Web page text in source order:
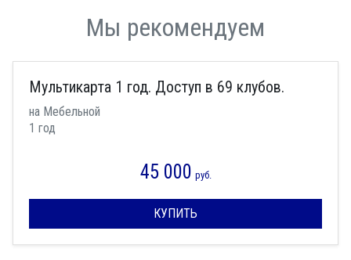
Мы рекомендуем
Мультикарта 1 год. Доступ в 69 клубов.
на Мебельной
1 год
45 000 руб.
КУПИТЬ